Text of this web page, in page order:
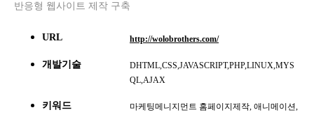
반응형 웹사이트 제작 구축
URL http://wolobrothers.com/
개발기술
DHTML,CSS,JAVASCRIPT,PHP,LINUX,MYS
QL,AJAX
키워드
마케팅메니지먼트 홈페이지제작, 애니메이션,